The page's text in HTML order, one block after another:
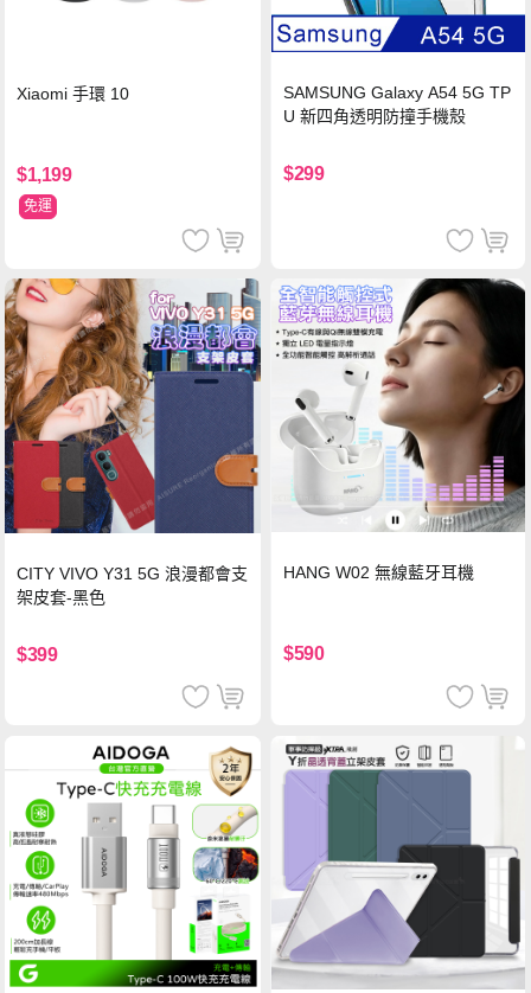
Xiaomi 手環 10
$1,199
免運
SAMSUNG Galaxy A54 5G TP
U 新四角透明防撞手機殼
$299
CITY VIVO Y31 5G 浪漫都會支
架皮套-黑色
$399
HANG W02 無線藍牙耳機
$590